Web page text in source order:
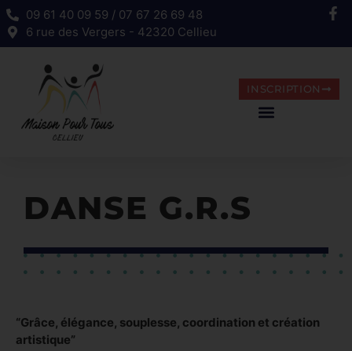
09 61 40 09 59 / 07 67 26 69 48
6 rue des Vergers - 42320 Cellieu
INSCRIPTION
DANSE G.R.S
“Grâce, élégance, souplesse, coordination et création
artistique”